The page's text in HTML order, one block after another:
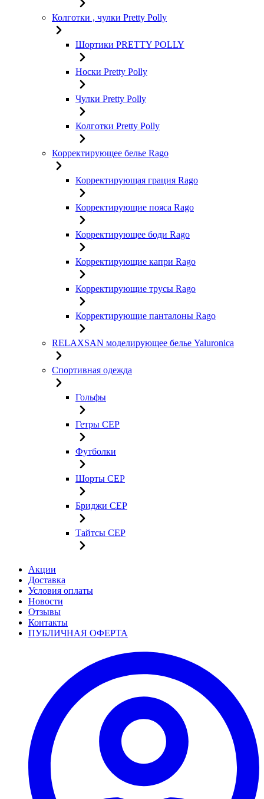
Колготки , чулки Pretty Polly
Шортики PRETTY POLLY
Носки Pretty Polly
Чулки Pretty Polly
Колготки Pretty Polly
Корректирующее белье Rago
Корректирующая грация Rago
Корректирующие пояса Rago
Корректирующее боди Rago
Корректирующие капри Rago
Корректирующие трусы Rago
Корректирующие панталоны Rago
RELAXSAN моделирующее белье Yaluroniсa
Спортивная одежда
Гольфы
Гетры CEP
Футболки
Шорты CEP
Бриджи CEP
Тайтсы CEP
Акции
Доставка
Условия оплаты
Новости
Отзывы
Контакты
ПУБЛИЧНАЯ ОФЕРТА